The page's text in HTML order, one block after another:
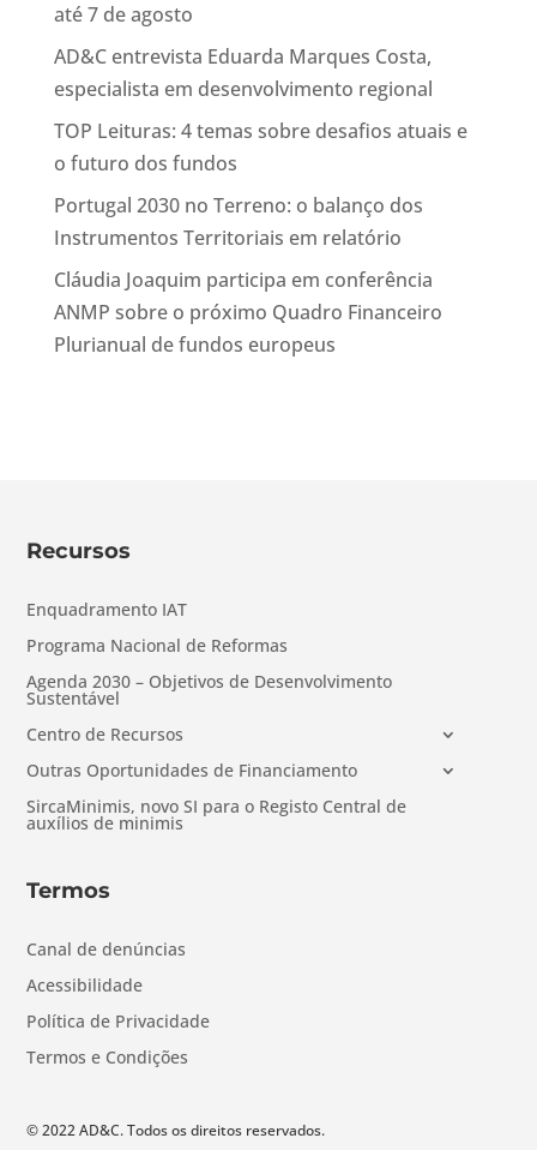
até 7 de agosto
AD&C entrevista Eduarda Marques Costa,
especialista em desenvolvimento regional
TOP Leituras: 4 temas sobre desafios atuais e
o futuro dos fundos
Portugal 2030 no Terreno: o balanço dos
Instrumentos Territoriais em relatório
Cláudia Joaquim participa em conferência
ANMP sobre o próximo Quadro Financeiro
Plurianual de fundos europeus
Recursos
Enquadramento IAT
Programa Nacional de Reformas
Agenda 2030 – Objetivos de Desenvolvimento
Sustentável
Centro de Recursos
Outras Oportunidades de Financiamento
SircaMinimis, novo SI para o Registo Central de
auxílios de minimis
Termos
Canal de denúncias
Acessibilidade
Política de Privacidade
Termos e Condições
© 2022 AD&C. Todos os direitos reservados.